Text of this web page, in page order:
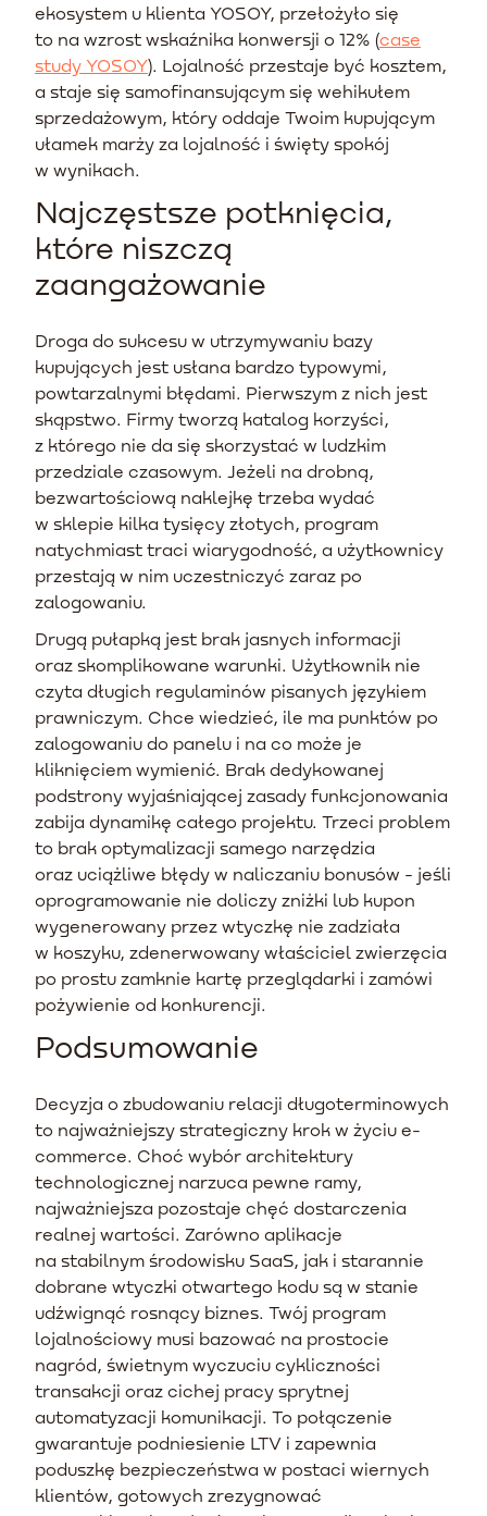
ekosystem u klienta YOSOY, przełożyło się
to na wzrost wskaźnika konwersji o 12% (case
study YOSOY). Lojalność przestaje być kosztem,
a staje się samofinansującym się wehikułem
sprzedażowym, który oddaje Twoim kupującym
ułamek marży za lojalność i święty spokój
w wynikach.
Najczęstsze potknięcia,
które niszczą
zaangażowanie
Droga do sukcesu w utrzymywaniu bazy
kupujących jest usłana bardzo typowymi,
powtarzalnymi błędami. Pierwszym z nich jest
skąpstwo. Firmy tworzą katalog korzyści,
z którego nie da się skorzystać w ludzkim
przedziale czasowym. Jeżeli na drobną,
bezwartościową naklejkę trzeba wydać
w sklepie kilka tysięcy złotych, program
natychmiast traci wiarygodność, a użytkownicy
przestają w nim uczestniczyć zaraz po
zalogowaniu.
Drugą pułapką jest brak jasnych informacji
oraz skomplikowane warunki. Użytkownik nie
czyta długich regulaminów pisanych językiem
prawniczym. Chce wiedzieć, ile ma punktów po
zalogowaniu do panelu i na co może je
kliknięciem wymienić. Brak dedykowanej
podstrony wyjaśniającej zasady funkcjonowania
zabija dynamikę całego projektu. Trzeci problem
to brak optymalizacji samego narzędzia
oraz uciążliwe błędy w naliczaniu bonusów - jeśli
oprogramowanie nie doliczy zniżki lub kupon
wygenerowany przez wtyczkę nie zadziała
w koszyku, zdenerwowany właściciel zwierzęcia
po prostu zamknie kartę przeglądarki i zamówi
pożywienie od konkurencji.
Podsumowanie
Decyzja o zbudowaniu relacji długoterminowych
to najważniejszy strategiczny krok w życiu e-
commerce. Choć wybór architektury
technologicznej narzuca pewne ramy,
najważniejsza pozostaje chęć dostarczenia
realnej wartości. Zarówno aplikacje
na stabilnym środowisku SaaS, jak i starannie
dobrane wtyczki otwartego kodu są w stanie
udźwignąć rosnący biznes. Twój program
lojalnościowy musi bazować na prostocie
nagród, świetnym wyczuciu cykliczności
transakcji oraz cichej pracy sprytnej
automatyzacji komunikacji. To połączenie
gwarantuje podniesienie LTV i zapewnia
poduszkę bezpieczeństwa w postaci wiernych
klientów, gotowych zrezygnować